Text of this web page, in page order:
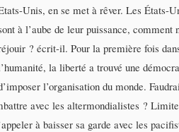
Unis, en se met à rêver. Les États-
à l’aube de leur puissance, comment
? écrit-il. Pour la première fois
la liberté a trouvé une
l’organisation du monde.
avec les altermondialistes ?
à baisser sa garde avec les